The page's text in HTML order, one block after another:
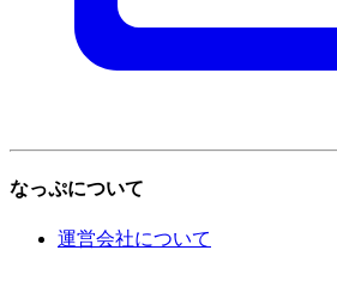
なっぷについて
運営会社について